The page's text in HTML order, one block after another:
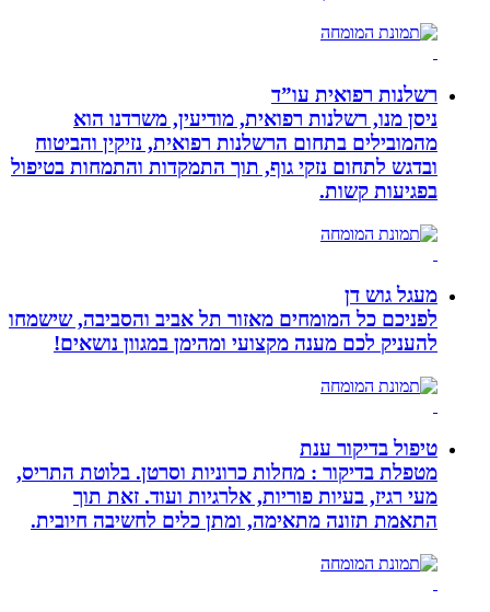
רשלנות רפואית עו”ד
ניסן מנו, רשלנות רפואית, מודיעין, משרדנו הוא
מהמובילים בתחום הרשלנות רפואית, נזיקין והביטוח
ובדגש לתחום נזקי גוף, תוך התמקדות והתמחות בטיפול
בפגיעות קשות.
מעגל גוש דן
לפניכם כל המומחים מאזור תל אביב והסביבה, שישמחו
להעניק לכם מענה מקצועי ומהימן במגוון נושאים!
טיפול בדיקור ענת
מטפלת בדיקור : מחלות כרוניות וסרטן. בלוטת התריס,
מעי רגיז, בעיות פוריות, אלרגיות ועוד. זאת תוך
התאמת תזונה מתאימה, ומתן כלים לחשיבה חיובית.